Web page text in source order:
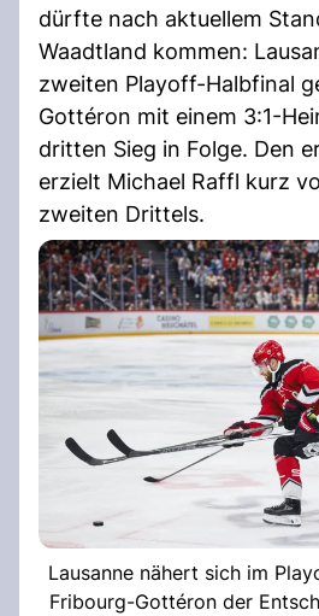
dürfte nach aktuellem
Waadtland kommen:
zweiten Playoff-Halbfinal
Gottéron mit einem 3:1-
dritten Sieg in Folge. Den
erzielt Michael Raffl kurz
zweiten Drittels.
Lausanne nähert sich im
Fribourg-Gottéron der